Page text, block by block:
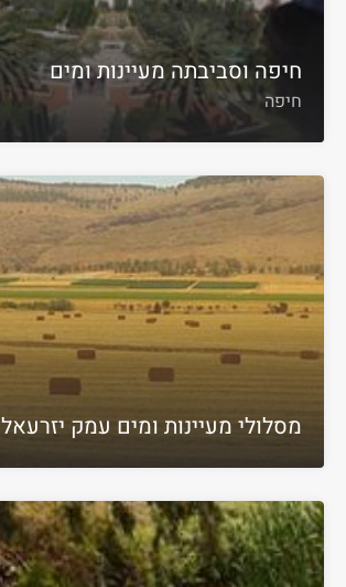
חיפה וסביבתה מעיינות ומים
חיפה
מסלולי מעיינות ומים עמק יזרעאל